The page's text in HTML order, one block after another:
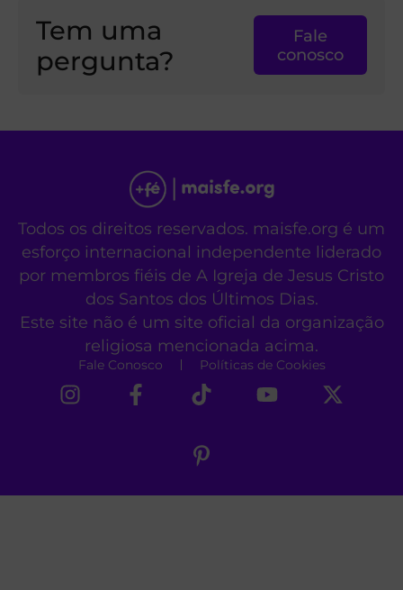
Tem uma
pergunta?
Fale
conosco
Todos os direitos reservados. maisfe.org é um
esforço internacional independente liderado
por membros fiéis de A Igreja de Jesus Cristo
dos Santos dos Últimos Dias.
Este site não é um site oficial da organização
religiosa mencionada acima.
Fale Conosco Políticas de Cookies